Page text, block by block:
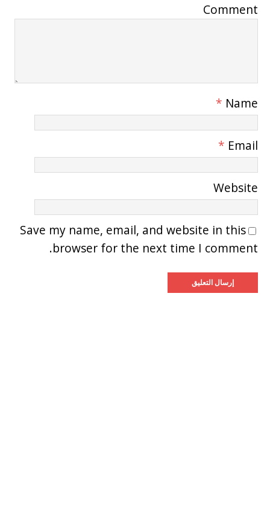
Comment
Name
*
Email
*
Website
Save my name, email, and website in this
browser for the next time I comment.